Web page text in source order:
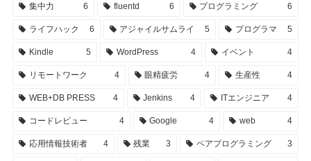
集中力 6 fluentd 6 プログラミング 6
ライフハック 6 アジャイルサムライ 5 プログラマ 5
Kindle 5 WordPress 4 イベント 4
リモートワーク 4 眼精疲労 4 生産性 4
WEB+DB PRESS 4 Jenkins 4 ITエンジニア 4
コードレビュー 4 Google 4 web 4
応用情報技術者 4 残業 3 ペアプログラミング 3